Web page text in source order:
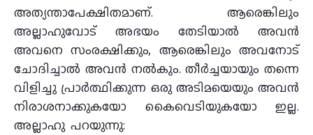
അത്യന്താപേക്ഷിതമാണ്. ആരെങ്കിലും
അല്ലാഹുവോട് അഭയം തേടിയാൽ അവൻ
അവനെ സംരക്ഷിക്കും, ആരെങ്കിലും അവനോട്
ചോദിച്ചാൽ അവൻ നൽകും. തീർച്ചയായും തന്നെ
വിളിച്ചു പ്രാർത്ഥിക്കുന്ന ഒരു അടിമയെയും അവൻ
നിരാശനാക്കുകയോ കൈവെടിയുകയോ ഇല്ല.
അല്ലാഹു പറയുന്നു: